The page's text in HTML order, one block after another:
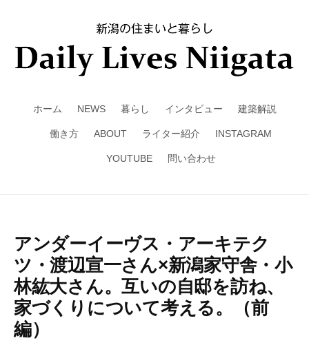
ホーム NEWS 暮らし インタビュー 建築解説
働き方 ABOUT ライター紹介 INSTAGRAM
YOUTUBE 問い合わせ
アンダーイーヴス・アーキテク
ツ・渡辺宣一さん×新潟家守舎・小
林紘大さん。互いの自邸を訪ね、
家づくりについて考える。（前
編）